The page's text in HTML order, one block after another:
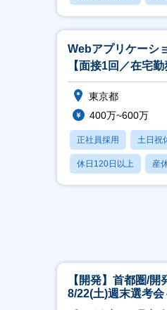
月残業20時間以内
Webアプリケーシ
【面接1回／在宅
約12時間／柔軟な
東京都
400万~600万
正社員採用 土日祝
休日120日以上 産
月残業20時間以内
【開発】首都圏/
8/22(土)週末選考